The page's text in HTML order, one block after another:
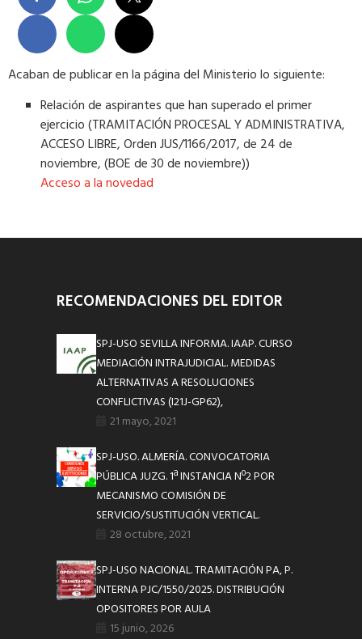
Acaban de publicar en la página del Ministerio lo siguiente:
Relación de aspirantes que han superado el primer
ejercicio (TRAMITACIÓN PROCESAL Y ADMINISTRATIVA,
ACCESO LIBRE, Orden JUS/1166/2017, de 24 de
noviembre, (BOE de 30 de noviembre))
Acceso a la novedad
RECOMENDACIONES DEL EDITOR
SPJ-USO SEVILLA INFORMA. IAAP. CURSO
MEDIACIÓN INTRAJUDICIAL. MEDIDAS
ALTERNATIVAS A RESOLUCIONES
CONFLICTIVAS (I21J-GP62),
21 mayo, 2021
SPJ-USO. ALMERÍA. CONVOCATORIA
PÚBLICA JUZG. 1ª INSTANCIA Nº2 POR
MECANISMO COMISIÓN DE
SERVICIO/SUSTITUCIÓN VERTICAL.
28 octubre, 2021
SPJ-USO NACIONAL. TRAMITACIÓN PA, P.
INTERNA PJC/1550/2025. DISTRIBUCIÓN
OPOSITORES POR AULA
15 junio, 2026